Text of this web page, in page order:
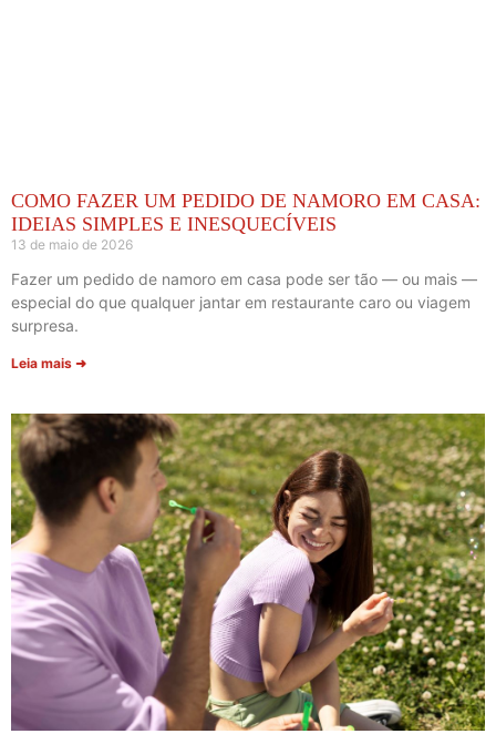
COMO FAZER UM PEDIDO DE NAMORO EM CASA:
IDEIAS SIMPLES E INESQUECÍVEIS
13 de maio de 2026
Fazer um pedido de namoro em casa pode ser tão — ou mais —
especial do que qualquer jantar em restaurante caro ou viagem
surpresa.
Leia mais ➜